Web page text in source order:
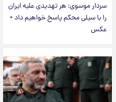
سردار موسوی: هر تهدیدی علیه ایران
را با سیلی محکم پاسخ خواهیم داد +
عکس